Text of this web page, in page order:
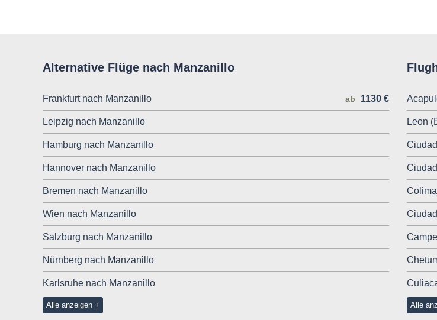
Alternative Flüge nach Manzanillo
Frankfurt nach Manzanillo ab 1130 €
Leipzig nach Manzanillo
Hamburg nach Manzanillo
Hannover nach Manzanillo
Bremen nach Manzanillo
Wien nach Manzanillo
Salzburg nach Manzanillo
Nürnberg nach Manzanillo
Karlsruhe nach Manzanillo
Alle anzeigen
Leon
Alle